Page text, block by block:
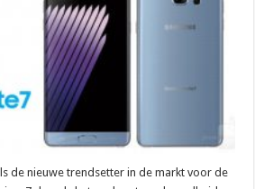
de nieuwe trendsetter in de markt voor de